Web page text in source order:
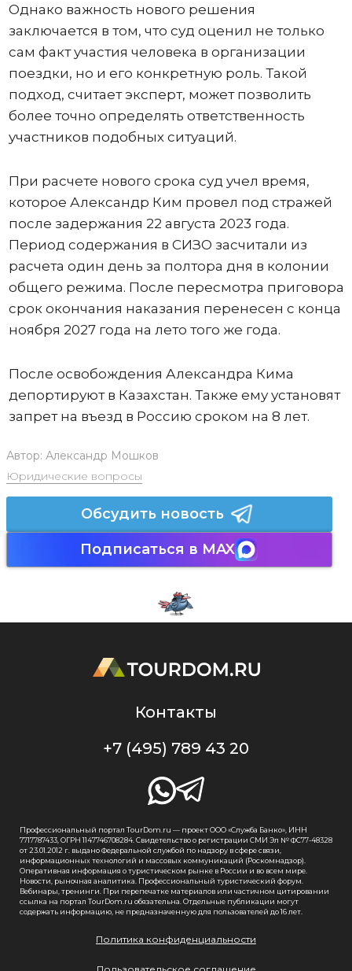
Однако важность нового решения
заключается в том, что суд оценил не только
сам факт участия человека в организации
поездки, но и его конкретную роль. Такой
подход, считает эксперт, может позволить
более точно определять ответственность
участников подобных ситуаций.
При расчете нового срока суд учел время,
которое Александр Ким провел под стражей
после задержания 22 августа 2023 года.
Период содержания в СИЗО засчитали из
расчета один день за полтора дня в колонии
общего режима. После пересмотра приговора
срок окончания наказания перенесен с конца
ноября 2027 года на лето того же года.
После освобождения Александра Кима
депортируют в Казахстан. Также ему установят
запрет на въезд в Россию сроком на 8 лет.
Автор: Александр Мошков
Юридические вопросы
Обсудить новость
Подписаться в MAX
Контакты
+7 (495) 789 43 20
Профессиональный портал TourDom.ru — проект ООО «Служба Банко», ИНН
7717787433, ОГРН 1147746708284. Свидетельство о регистрации СМИ Эл № ФС77-48328
от 23.01.2012 г. выдано Федеральной службой по надзору в сфере связи,
информационных технологий и массовых коммуникаций (Роскомнадзор).
Оперативная информация о туристическом рынке в России и во всем мире.
Новости, рыночная аналитика. Профессиональный туристический форум.
Вебинары, тренинги. При перепечатке материалов или частичном цитировании
ссылка на портал TourDom.ru обязательна. Отдельные публикации могут
содержать информацию, не предназначенную для пользователей до 16 лет.
Политика конфиденциальности